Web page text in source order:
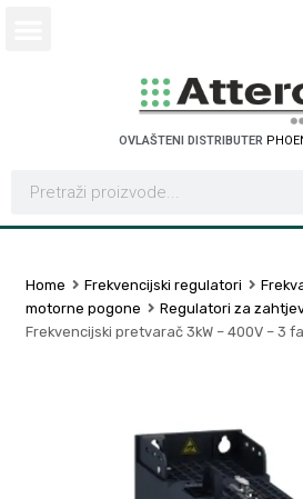
OVLAŠTENI DISTRIBUTER PHOE
Home Frekvencijski regulatori
motorne pogone
Regulatori za
Frekvencijski pretvarač 3kW – 400V – 3